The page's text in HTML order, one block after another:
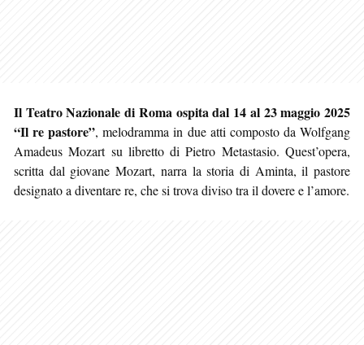
Il Teatro Nazionale di Roma ospita dal 14 al 23 maggio 2025
“Il re pastore”, melodramma in due atti composto da Wolfgang
Amadeus Mozart su libretto di Pietro Metastasio. Quest’opera,
scritta dal giovane Mozart, narra la storia di Aminta, il pastore
designato a diventare re, che si trova diviso tra il dovere e l’amore.